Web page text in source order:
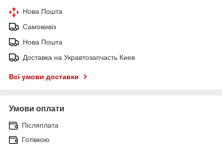
Нова Пошта
Самовивіз
Нова Пошта
Доставка на Укравтозапчасть Киев
Всі умови доставки
Умови оплати
Післяплата
Готівкою